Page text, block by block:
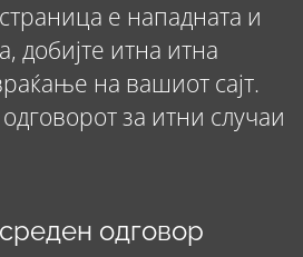
е нападната и
добијте итна итна
на вашиот сајт.
за итни случаи
одговор